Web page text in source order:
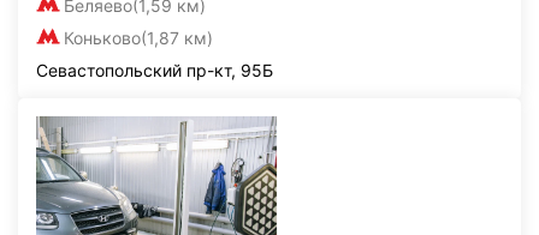
Беляево(1,59 км)
Коньково(1,87 км)
Севастопольский пр-кт, 95Б